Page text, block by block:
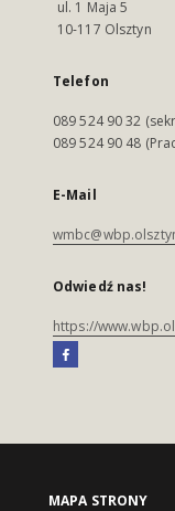
ul. 1 Maja 5
10-117 Olsztyn
Telefon
089 524 90 32
089 524 90 48
E-Mail
Odwiedź nas!
https://
MAPA STRONY